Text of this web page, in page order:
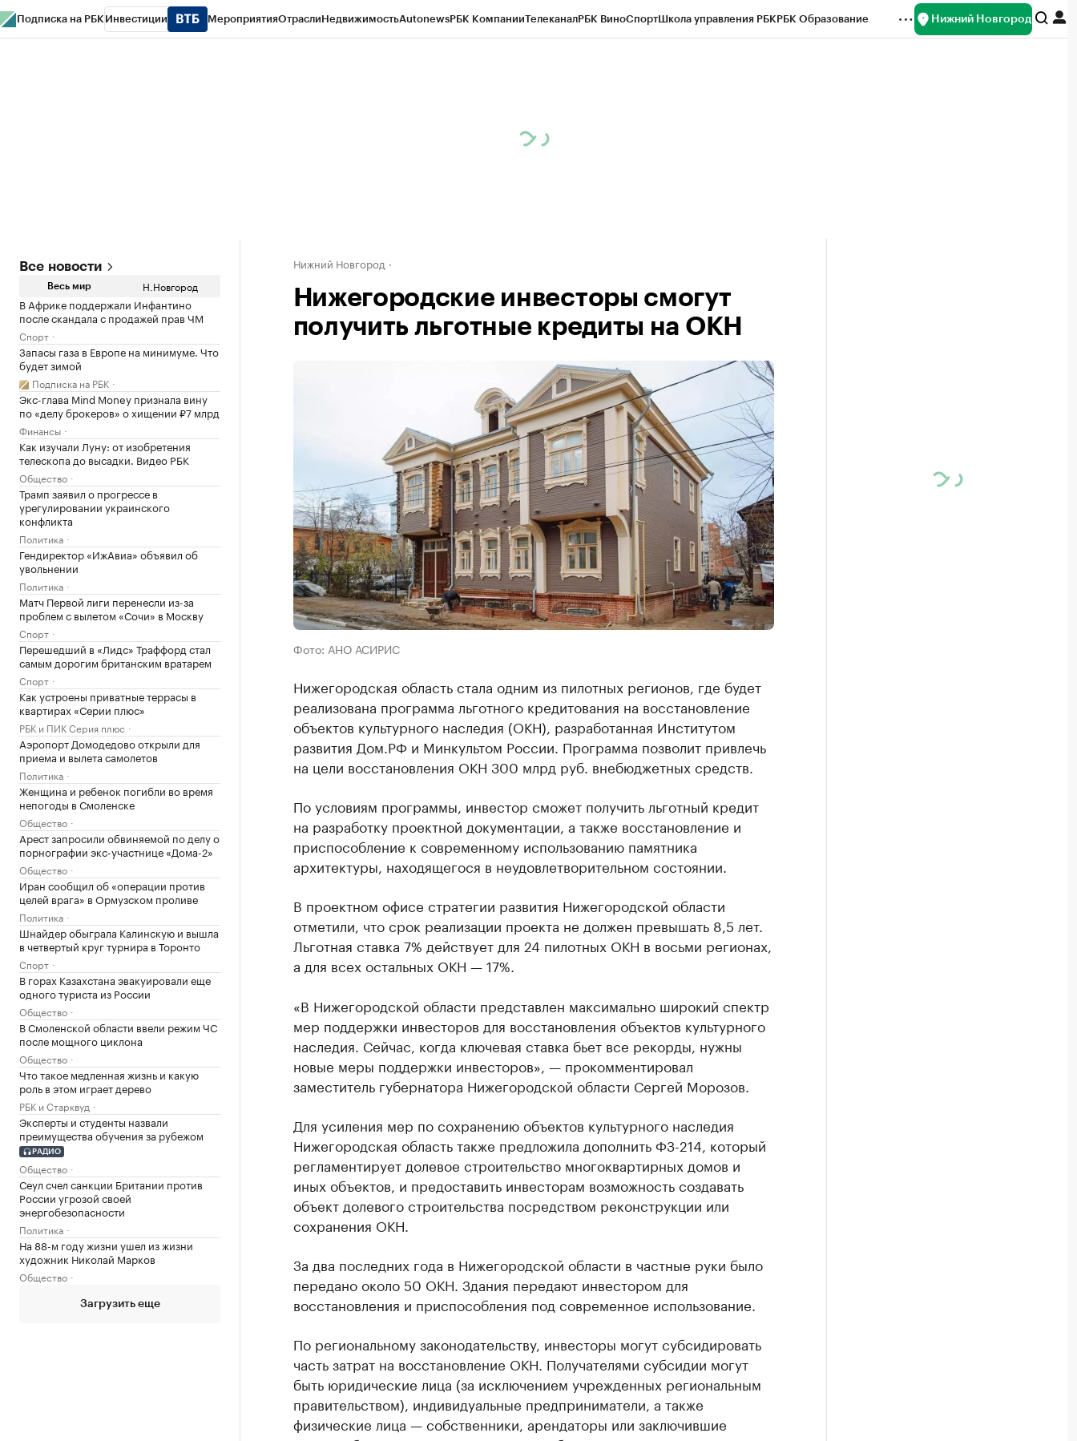
Подписка на РБК Инвестиции МероприятияОтраслиНедвижимостьAutonewsРБК КомпанииТелеканалРБК ВиноСпортШкола управления РБКРБК Образование Нижний Новгород
Все новости
Весь мир Н.Новгород
В Африке поддержали Инфантино
после скандала с продажей прав ЧМ
Спорт
Запасы газа в Европе на минимуме. Что
будет зимой
Подписка на РБК
Экс-глава Mind Money признала вину
по «делу брокеров» о хищении ₽7 млрд
Финансы
Как изучали Луну: от изобретения
телескопа до высадки. Видео РБК
Общество
Трамп заявил о прогрессе в
урегулировании украинского
конфликта
Политика
Гендиректор «ИжАвиа» объявил об
увольнении
Политика
Матч Первой лиги перенесли из-за
проблем с вылетом «Сочи» в Москву
Спорт
Перешедший в «Лидс» Траффорд стал
самым дорогим британским вратарем
Спорт
Как устроены приватные террасы в
квартирах «Серии плюс»
РБК и ПИК Серия плюс
Аэропорт Домодедово открыли для
приема и вылета самолетов
Политика
Женщина и ребенок погибли во время
непогоды в Смоленске
Общество
Арест запросили обвиняемой по делу о
порнографии экс-участнице «Дома-2»
Общество
Иран сообщил об «операции против
целей врага» в Ормузском проливе
Политика
Шнайдер обыграла Калинскую и вышла
в четвертый круг турнира в Торонто
Спорт
В горах Казахстана эвакуировали еще
одного туриста из России
Общество
В Смоленской области ввели режим ЧС
после мощного циклона
Общество
Что такое медленная жизнь и какую
роль в этом играет дерево
РБК и Старквуд
Эксперты и студенты назвали
преимущества обучения за рубежом
РАДИО
Общество
Сеул счел санкции Британии против
России угрозой своей
энергобезопасности
Политика
На 88-м году жизни ушел из жизни
художник Николай Марков
Общество
Загрузить еще
Нижний Новгород
Нижегородские инвесторы смогут
получить льготные кредиты на ОКН
Фото: АНО АСИРИС
Нижегородская область стала одним из пилотных регионов, где будет
реализована программа льготного кредитования на восстановление
объектов культурного наследия (ОКН), разработанная Институтом
развития Дом.РФ и Минкультом России. Программа позволит привлечь
на цели восстановления ОКН 300 млрд руб. внебюджетных средств.
По условиям программы, инвестор сможет получить льготный кредит
на разработку проектной документации, а также восстановление и
приспособление к современному использованию памятника
архитектуры, находящегося в неудовлетворительном состоянии.
В проектном офисе стратегии развития Нижегородской области
отметили, что срок реализации проекта не должен превышать 8,5 лет.
Льготная ставка 7% действует для 24 пилотных ОКН в восьми регионах,
а для всех остальных ОКН — 17%.
«В Нижегородской области представлен максимально широкий спектр
мер поддержки инвесторов для восстановления объектов культурного
наследия. Сейчас, когда ключевая ставка бьет все рекорды, нужны
новые меры поддержки инвесторов», — прокомментировал
заместитель губернатора Нижегородской области Сергей Морозов.
Для усиления мер по сохранению объектов культурного наследия
Нижегородская область также предложила дополнить ФЗ-214, который
регламентирует долевое строительство многоквартирных домов и
иных объектов, и предоставить инвесторам возможность создавать
объект долевого строительства посредством реконструкции или
сохранения ОКН.
За два последних года в Нижегородской области в частные руки было
передано около 50 ОКН. Здания передают инвестором для
восстановления и приспособления под современное использование.
По региональному законодательству, инвесторы могут субсидировать
часть затрат на восстановление ОКН. Получателями субсидии могут
быть юридические лица (за исключением учрежденных региональным
правительством), индивидуальные предприниматели, а также
физические лица — собственники, арендаторы или заключившие